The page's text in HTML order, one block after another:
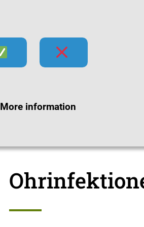
More information
Infektionen